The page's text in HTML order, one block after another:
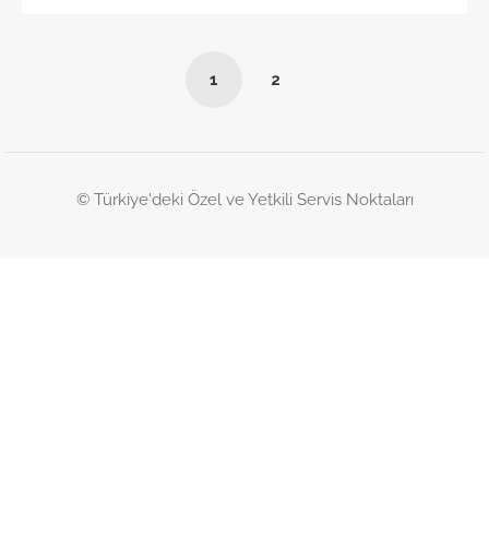
1 2
© Türkiye'deki Özel ve Yetkili Servis Noktaları